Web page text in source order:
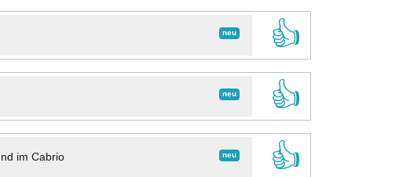
neu
👍
neu
👍
neu
im Cabrio
👍